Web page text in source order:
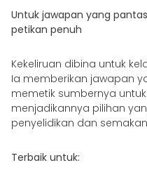
Untuk jawapan yang
petikan penuh
Kekeliruan dibina untuk
Ia memberikan jawapan
memetik sumbernya
menjadikannya pilihan
penyelidikan dan
Terbaik untuk: